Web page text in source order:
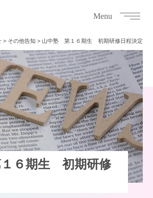
Menu
> その他告知 > 山中塾 第１６期生 初期研修日程決定
６期生 初期研修